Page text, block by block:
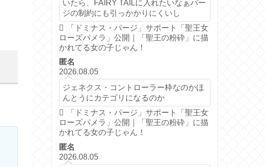
いたら、FAIRY TAILに入れたいなぁパー
ジの制約にも引っかかりにくいし
「ドミナス・パージ」サポート「聖王女
ローズパメラ」公開｜「聖王の粉砕」に描
かれてる女の子じゃん！
匿名
2026.08.05
ジェネクス・コントローラー枠なのかほ
んとうにカテゴリになるのか
「ドミナス・パージ」サポート「聖王女
ローズパメラ」公開｜「聖王の粉砕」に描
かれてる女の子じゃん！
匿名
2026.08.05